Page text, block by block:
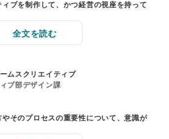
ブを制作して、かつ経営の視座を持って
全文を読む
ムスクリエイティブ
ブ部デザイン課
そのプロセスの重要性について、意識が